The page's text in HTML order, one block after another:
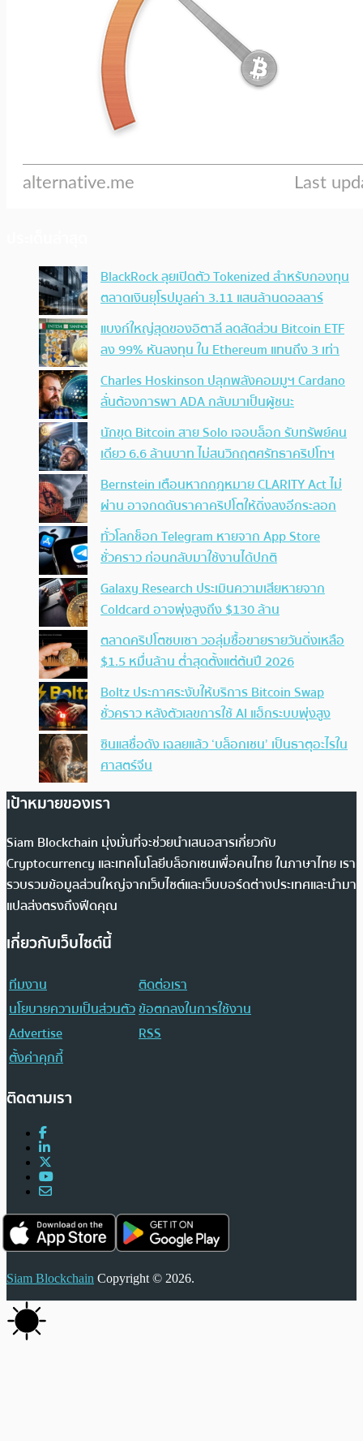
BlackRock ลุยเปิดตัว Tokenized สำหรับกองทุน
ตลาดเงินยุโรปมูลค่า 3.11 แสนล้านดอลลาร์
แบงก์ใหญ่สุดของอิตาลี ลดสัดส่วน Bitcoin ETF
ลง 99% หันลงทุน ใน Ethereum แทนถึง 3 เท่า
Charles Hoskinson ปลุกพลังคอมมูฯ Cardano
ลั่นต้องการพา ADA กลับมาเป็นผู้ชนะ
นักขุด Bitcoin สาย Solo เจอบล็อก รับทรัพย์คน
เดียว 6.6 ล้านบาท ไม่สนวิกฤตศรัทธาคริปโทฯ
Bernstein เตือนหากกฎหมาย CLARITY Act ไม่
ผ่าน อาจกดดันราคาคริปโตให้ดิ่งลงอีกระลอก
ทั่วโลกช็อก Telegram หายจาก App Store
ชั่วคราว ก่อนกลับมาใช้งานได้ปกติ
Galaxy Research ประเมินความเสียหายจาก
Coldcard อาจพุ่งสูงถึง $130 ล้าน
ตลาดคริปโตซบเซา วอลุ่มซื้อขายรายวันดิ่งเหลือ
$1.5 หมื่นล้าน ต่ำสุดตั้งแต่ต้นปี 2026
Boltz ประกาศระงับให้บริการ Bitcoin Swap
ชั่วคราว หลังตัวเลขการใช้ AI แฮ็กระบบพุ่งสูง
ซินแสชื่อดัง เฉลยแล้ว ‘บล็อกเชน’ เป็นธาตุอะไรใน
ศาสตร์จีน
เป้าหมายของเรา
Siam Blockchain มุ่งมั่นที่จะช่วยนำเสนอสารเกี่ยวกับ
Cryptocurrency และเทคโนโลยีบล็อกเชนเพื่อคนไทย ในภาษาไทย เรา
รวบรวมข้อมูลส่วนใหญ่จากเว็บไซต์และเว็บบอร์ดต่างประเทศและนำมา
แปลส่งตรงถึงฟีดคุณ
เกี่ยวกับเว็บไซต์นี้
ทีมงาน
ติดต่อเรา
นโยบายความเป็นส่วนตัวข้อตกลงในการใช้งาน
Advertise
RSS
ตั้งค่าคุกกี้
ติดตามเรา
Siam Blockchain Copyright © 2026.